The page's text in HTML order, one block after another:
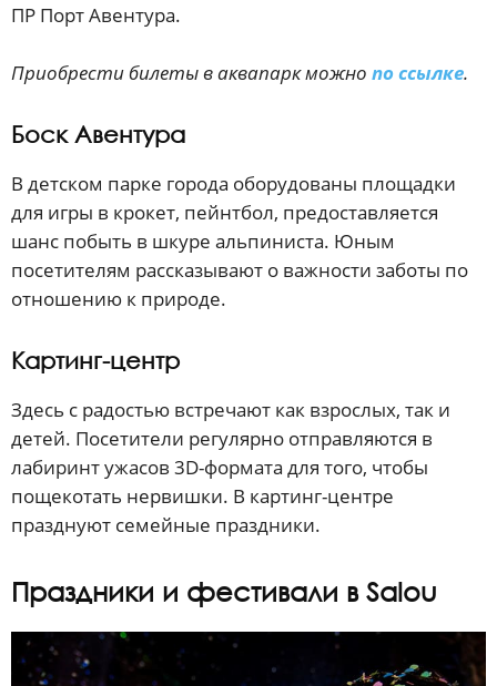
ПР Порт Авентура.
Приобрести билеты в аквапарк можно по ссылке.
Боск Авентура
В детском парке города оборудованы площадки
для игры в крокет, пейнтбол, предоставляется
шанс побыть в шкуре альпиниста. Юным
посетителям рассказывают о важности заботы по
отношению к природе.
Картинг-центр
Здесь с радостью встречают как взрослых, так и
детей. Посетители регулярно отправляются в
лабиринт ужасов 3D-формата для того, чтобы
пощекотать нервишки. В картинг-центре
празднуют семейные праздники.
Праздники и фестивали в Salou